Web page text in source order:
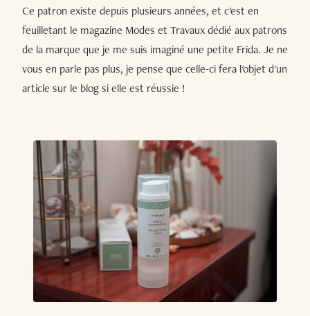
Ce patron existe depuis plusieurs années, et c'est en
feuilletant le magazine Modes et Travaux dédié aux patrons
de la marque que je me suis imaginé une petite Frida. Je ne
vous en parle pas plus, je pense que celle-ci fera l'objet d'un
article sur le blog si elle est réussie !